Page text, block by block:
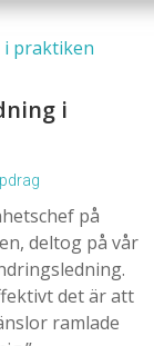
i
på
deltog på vår
det är att
ramlade